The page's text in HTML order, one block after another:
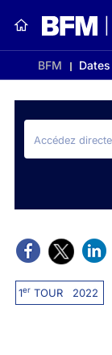
BFM Dates
1erTOUR 2022